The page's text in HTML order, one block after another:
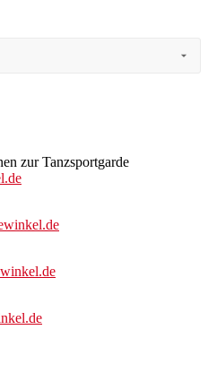
zur Tanzsportgarde